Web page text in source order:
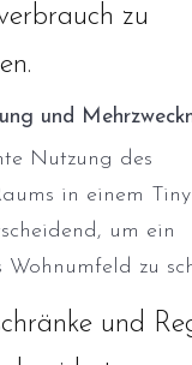
zu
und
Nutzung des
in einem Tiny
um ein
zu
und